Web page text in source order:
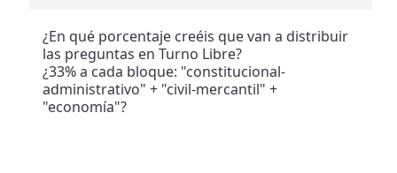
¿En qué porcentaje creéis que van a distribuir
las preguntas en Turno Libre?
¿33% a cada bloque: "constitucional-
administrativo" + "civil-mercantil" +
"economía"?